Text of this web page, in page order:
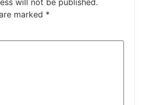
will not be published.
marked *